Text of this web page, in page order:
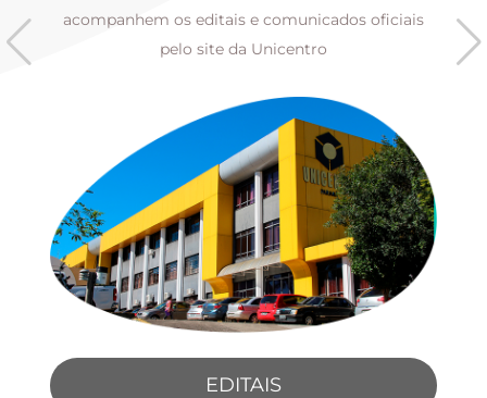
acompanhem os editais e comunicados oficiais
pelo site da Unicentro
EDITAIS